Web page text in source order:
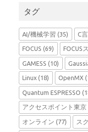
タグ
AI/機械学習 (35) C
FOCUS (69) FOCUS
GAMESS (10)
Linux (18) OpenMX
Quantum ESPRESSO
アクセスポイント東京
オンライン (77) ス